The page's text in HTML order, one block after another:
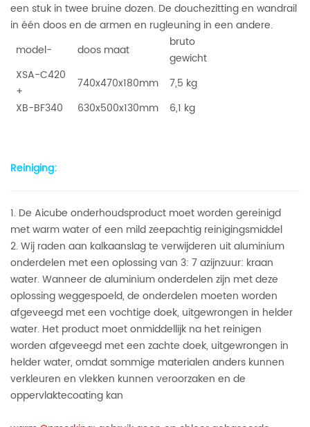
een stuk in twee bruine dozen. De douchezitting en wandrail
in één doos en de armen en rugleuning in een andere.
model-
doos maat
bruto
gewicht
XSA-C420
+
740x470x180mm
7,5 kg
XB-BF340
630x500x130mm 6,1 kg
Reiniging:
1. De Aicube onderhoudsproduct moet worden gereinigd
met warm water of een mild zeepachtig reinigingsmiddel
2. Wij raden aan kalkaanslag te verwijderen uit aluminium
onderdelen met een oplossing van 3: 7 azijnzuur: kraan
water. Wanneer de aluminium onderdelen zijn met deze
oplossing weggespoeld, de onderdelen moeten worden
afgeveegd met een vochtige doek, uitgewrongen in helder
water. Het product moet onmiddellijk na het reinigen
worden afgeveegd met een zachte doek, uitgewrongen in
helder water, omdat sommige materialen anders kunnen
verkleuren en vlekken kunnen veroorzaken en de
oppervlaktecoating kan